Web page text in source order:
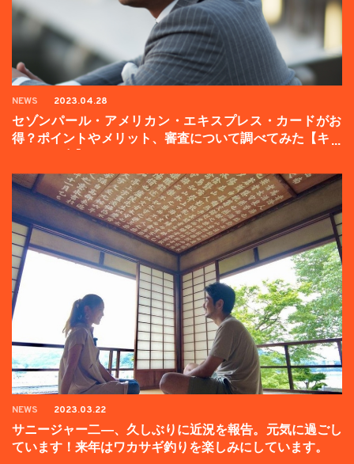
NEWS 2023.04.28
セゾンパール・アメリカン・エキスプレス・カードがお
得？ポイントやメリット、審査について調べてみた【キャ
NEWS 2023.03.22
サニージャー二―、久しぶりに近況を報告。元気に過ごし
ています！来年はワカサギ釣りを楽しみにしています。